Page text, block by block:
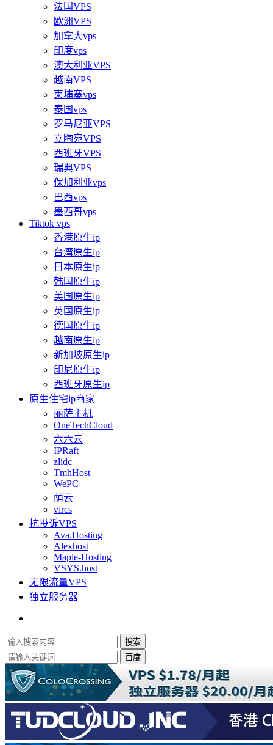
法国VPS
欧洲VPS
加拿大vps
印度vps
澳大利亚VPS
越南VPS
柬埔寨vps
泰国vps
罗马尼亚VPS
立陶宛VPS
西班牙VPS
瑞典VPS
保加利亚vps
巴西vps
墨西哥vps
Tiktok vps
香港原生ip
台湾原生ip
日本原生ip
韩国原生ip
美国原生ip
英国原生ip
德国原生ip
越南原生ip
新加坡原生ip
印尼原生ip
西班牙原生ip
原生住宅ip商家
丽萨主机
OneTechCloud
六六云
IPRaft
zlidc
TmhHost
WePC
荫云
vircs
抗投诉VPS
Ava.Hosting
Alexhost
Maple-Hosting
VSYS.host
无限流量VPS
独立服务器